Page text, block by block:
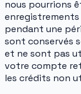
nous pourrions
pendant une
sont conservés
et ne sont pas
votre compte
les crédits non